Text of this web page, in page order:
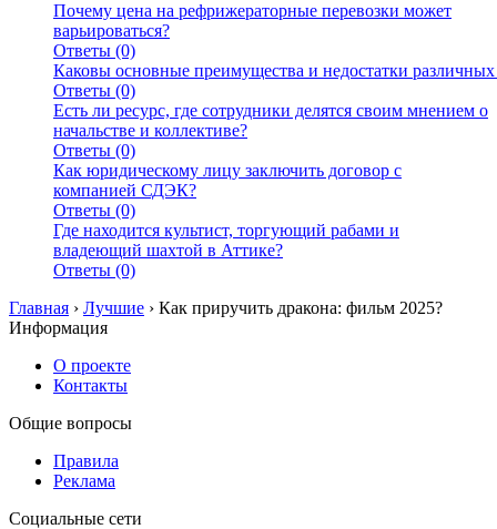
Почему цена на рефрижераторные перевозки может
варьироваться?
Ответы (0)
Каковы основные преимущества и недостатки
Ответы (0)
Есть ли ресурс, где сотрудники делятся своим мнением о
начальстве и коллективе?
Ответы (0)
Как юридическому лицу заключить договор с
компанией СДЭК?
Ответы (0)
Где находится культист, торгующий рабами и
владеющий шахтой в Аттике?
Ответы (0)
Главная › Лучшие › Как приручить дракона: фильм 2025?
Информация
О проекте
Контакты
Общие вопросы
Правила
Реклама
Социальные сети